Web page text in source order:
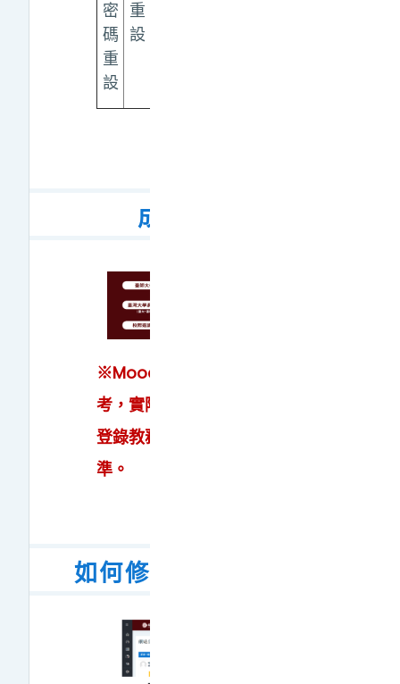
密
碼
重
設
重
設
成績查詢
※Moodle所列成績僅供參
考，實際成績請以授課教師
登錄教務資訊系統資料為
準。
如何修改個人資料？